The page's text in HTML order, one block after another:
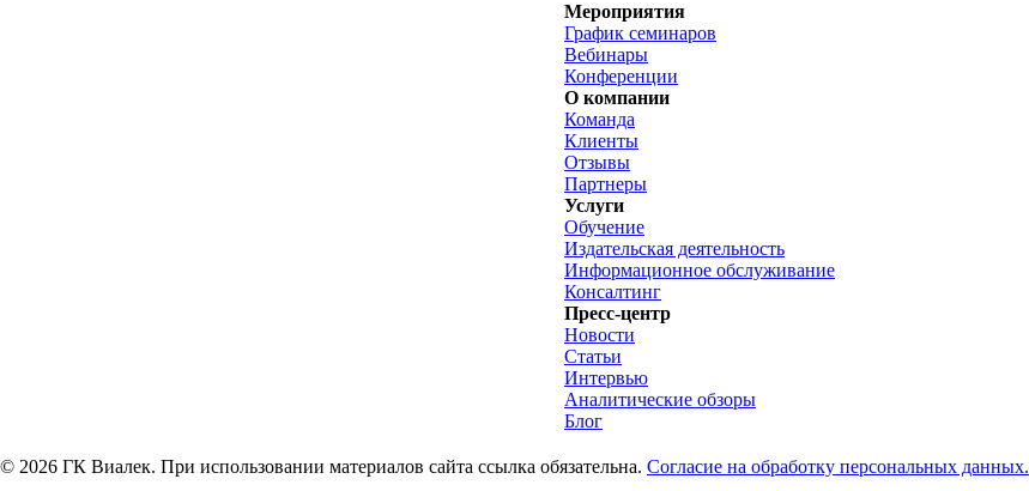
Мероприятия
График семинаров
Вебинары
Конференции
О компании
Команда
Клиенты
Отзывы
Партнеры
Услуги
Обучение
Издательская деятельность
Информационное обслуживание
Консалтинг
Пресс-центр
Новости
Статьи
Интервью
Аналитические обзоры
Блог
© 2026 ГК Виалек. При использовании материалов сайта ссылка обязательна. Согласие на обработку персональных данных.